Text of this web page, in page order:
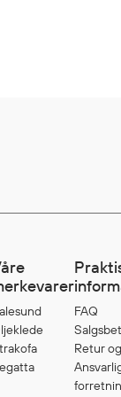
FAQ
Retur